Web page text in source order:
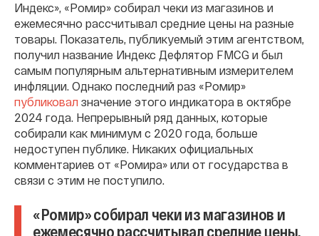
Индекс», «Ромир» собирал чеки из магазинов и
ежемесячно рассчитывал средние цены на разные
товары. Показатель, публикуемый этим агентством,
получил название Индекс Дефлятор FMCG и был
самым популярным альтернативным измерителем
инфляции. Однако последний раз «Ромир»
публиковал значение этого индикатора в октябре
2024 года. Непрерывный ряд данных, которые
собирали как минимум с 2020 года, больше
недоступен публике. Никаких официальных
комментариев от «Ромира» или от государства в
связи с этим не поступило.
«Ромир» собирал чеки из магазинов и
ежемесячно рассчитывал средние цены,